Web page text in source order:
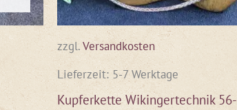
zzgl.Versandkosten
Lieferzeit: 5-7 Werktage
Kupferkette Wikingertechnik 56-